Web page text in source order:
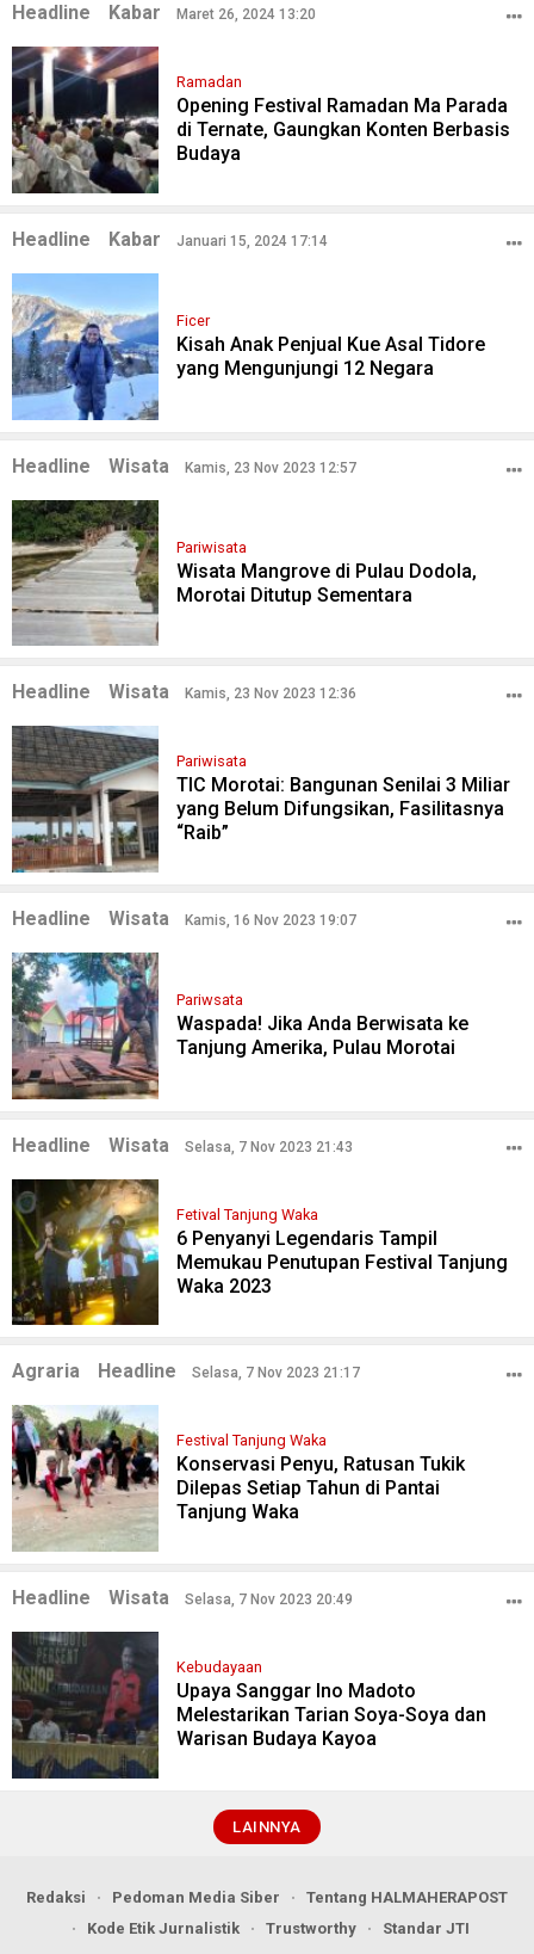
Headline Kabar Maret 26, 2024 13:20
Ramadan
Opening Festival Ramadan Ma Parada
di Ternate, Gaungkan Konten Berbasis
Budaya
Headline Kabar Januari 15, 2024 17:14
Ficer
Kisah Anak Penjual Kue Asal Tidore
yang Mengunjungi 12 Negara
Headline Wisata Kamis, 23 Nov 2023 12:57
Pariwisata
Wisata Mangrove di Pulau Dodola,
Morotai Ditutup Sementara
Headline Wisata Kamis, 23 Nov 2023 12:36
Pariwisata
TIC Morotai: Bangunan Senilai 3 Miliar
yang Belum Difungsikan, Fasilitasnya
“Raib”
Headline Wisata Kamis, 16 Nov 2023 19:07
Pariwsata
Waspada! Jika Anda Berwisata ke
Tanjung Amerika, Pulau Morotai
Headline Wisata Selasa, 7 Nov 2023 21:43
Fetival Tanjung Waka
6 Penyanyi Legendaris Tampil
Memukau Penutupan Festival Tanjung
Waka 2023
Agraria Headline Selasa, 7 Nov 2023 21:17
Festival Tanjung Waka
Konservasi Penyu, Ratusan Tukik
Dilepas Setiap Tahun di Pantai
Tanjung Waka
Headline Wisata Selasa, 7 Nov 2023 20:49
Kebudayaan
Upaya Sanggar Ino Madoto
Melestarikan Tarian Soya-Soya dan
Warisan Budaya Kayoa
LAINNYA
Redaksi Pedoman Media Siber
Tentang HALMAHERAPOST
Kode Etik Jurnalistik
Trustworthy Standar JTI